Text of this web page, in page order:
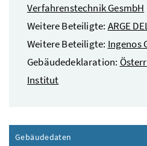
Verfahrenstechnik GesmbH
Weitere Beteiligte: ARGE
Weitere Beteiligte: Ingenos
Gebäudedeklaration:
Institut
Gebäudedaten